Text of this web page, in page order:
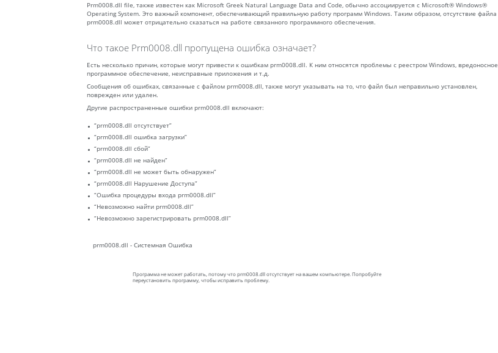
Prm0008.dll file, также известен как Microsoft Greek Natural Language Data and Code, обычно ассоциируется с Microsoft® Windows®
Operating System. Это важный компонент, обеспечивающий правильную работу программ Windows. Таким образом, отсутствие файла
prm0008.dll может отрицательно сказаться на работе связанного программного обеспечения.
Что такое Prm0008.dll пропущена ошибка означает?
Есть несколько причин, которые могут привести к ошибкам prm0008.dll. К ним относятся проблемы с реестром Windows, вредоносное
программное обеспечение, неисправные приложения и т.д.
Сообщения об ошибках, связанные с файлом prm0008.dll, также могут указывать на то, что файл был неправильно установлен,
поврежден или удален.
Другие распространенные ошибки prm0008.dll включают:
“prm0008.dll отсутствует”
“prm0008.dll ошибка загрузки”
“prm0008.dll сбой”
“prm0008.dll не найден”
“prm0008.dll не может быть обнаружен”
“prm0008.dll Нарушение Доступа”
“Ошибка процедуры входа prm0008.dll”
“Невозможно найти prm0008.dll”
“Невозможно зарегистрировать prm0008.dll”
prm0008.dll - Системная Ошибка
Программа не может работать, потому что prm0008.dll отсутствует на вашем компьютере. Попробуйте
переустановить программу, чтобы исправить проблему.